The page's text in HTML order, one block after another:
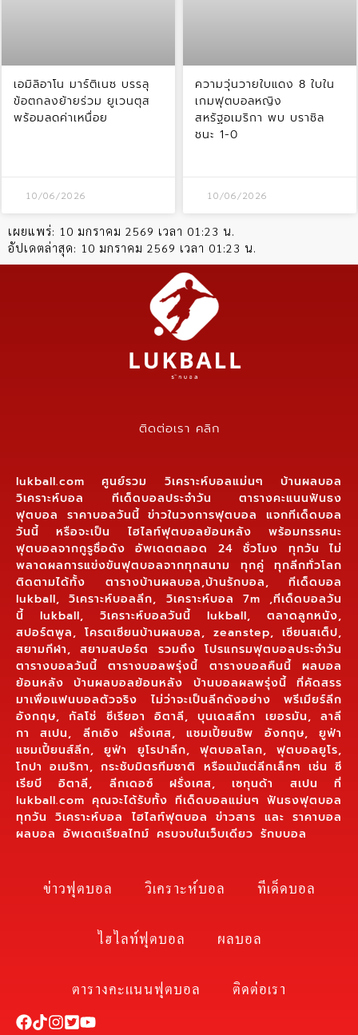
เอมิลิอาโน มาร์ติเนซ บรรลุ
ข้อตกลงย้ายร่วม ยูเวนตุส
พร้อมลดค่าเหนื่อย
10/06/2026
ความวุ่นวายใบแดง 8 ใบใน
เกมฟุตบอลหญิง
สหรัฐอเมริกา พบ บราซิล
ชนะ 1-0
10/06/2026
เผยแพร่: 10 มกราคม 2569 เวลา 01:23 น.
อัปเดตล่าสุด: 10 มกราคม 2569 เวลา 01:23 น.
ติดต่อเรา คลิก
lukball.com ศูนย์รวม วิเคราะห์บอลแม่นๆ บ้านผลบอล
วิเคราะห์บอล ทีเด็ดบอลประจำวัน ตารางคะแนนฟันธง
ฟุตบอล ราคาบอลวันนี้ ข่าวในวงการฟุตบอล แจกทีเด็ดบอล
วันนี้ หรือจะเป็น ไฮไลท์ฟุตบอลย้อนหลัง พร้อมทรรศนะ
ฟุตบอลจากกูรูชื่อดัง อัพเดตตลอด 24 ชั่วโมง ทุกวัน ไม่
พลาดผลการแข่งขันฟุตบอลจากทุกสนาม ทุกคู่ ทุกลีกทั่วโลก
ติดตามได้ทั้ง ตารางบ้านผลบอล,บ้านรักบอล, ทีเด็ดบอล
lukball, วิเคราะห์บอลลีก, วิเคราะห์บอล 7m ,ทีเด็ดบอลวัน
นี้ lukball, วิเคราะห์บอลวันนี้ lukball, ตลาดลูกหนัง,
สปอร์ตพูล, โครตเซียนบ้านผลบอล, zeanstep, เซียนสเต็ป,
สยามกีฬา, สยามสปอร์ต รวมถึง โปรแกรมฟุตบอลประจำวัน
ตารางบอลวันนี้ ตารางบอลพรุ่งนี้ ตารางบอลคืนนี้ ผลบอล
ย้อนหลัง บ้านผลบอลย้อนหลัง บ้านบอลผลพรุ่งนี้ ที่คัดสรร
มาเพื่อแฟนบอลตัวจริง ไม่ว่าจะเป็นลีกดังอย่าง พรีเมียร์ลีก
อังกฤษ, กัลโช่ ซีเรียอา อิตาลี, บุนเดสลีกา เยอรมัน, ลาลี
กา สเปน, ลีกเอิง ฝรั่งเศส, แชมเปี้ยนชิพ อังกฤษ, ยูฟ่า
แชมเปี้ยนส์ลีก, ยูฟ่า ยูโรปาลีก, ฟุตบอลโลก, ฟุตบอลยูโร,
โกปา อเมริกา, กระชับมิตรทีมชาติ หรือแม้แต่ลีกเล็กๆ เช่น ซี
เรียบี อิตาลี, ลีกเดอซ์ ฝรั่งเศส, เซกุนด้า สเปน ที่
lukball.com คุณจะได้รับทั้ง ทีเด็ดบอลแม่นๆ ฟันธงฟุตบอล
ทุกวัน วิเคราะห์บอล ไฮไลท์ฟุตบอล ข่าวสาร และ ราคาบอล
ผลบอล อัพเดตเรียลไทม์ ครบจบในเว็บเดียว รักบบอล
ข่าวฟุตบอล วิเคราะห์บอล
ทีเด็ดบอล
ไฮไลท์ฟุตบอล
ผลบอล
ตารางคะแนนฟุตบอล
ติดต่อเรา